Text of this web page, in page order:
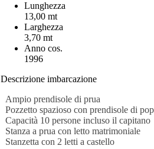
Lunghezza
13,00 mt
Larghezza
3,70 mt
Anno cos.
1996
Descrizione imbarcazione
Ampio prendisole di prua
Pozzetto spazioso con prendisole di
Capacità 10 persone incluso il capitano
Stanza a prua con letto matrimoniale
Stanzetta con 2 letti a castello